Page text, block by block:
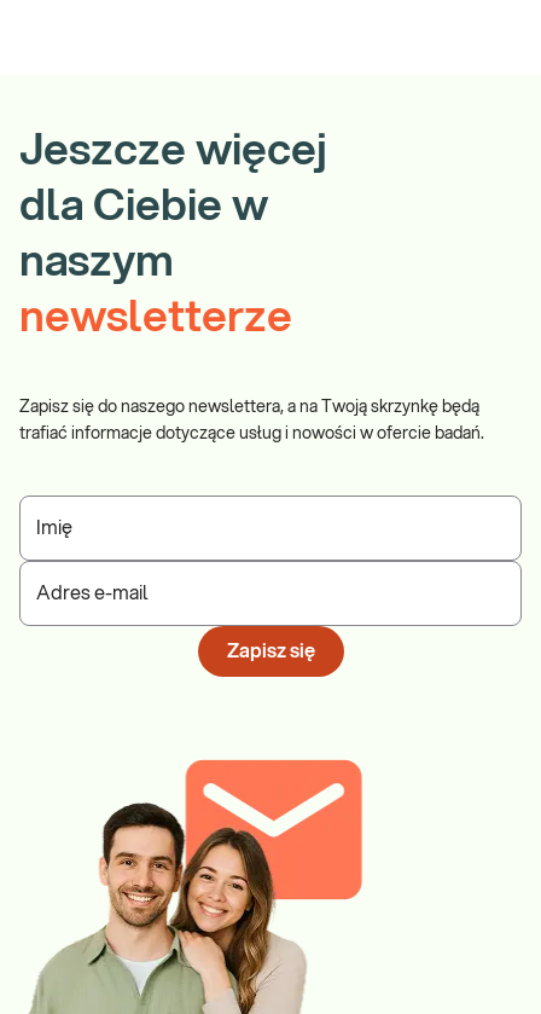
Jeszcze więcej
dla Ciebie w
naszym
newsletterze
Zapisz się do naszego newslettera, a na Twoją skrzynkę będą
trafiać informacje dotyczące usług i nowości w ofercie badań.
Imię
Adres e-mail
Zapisz się